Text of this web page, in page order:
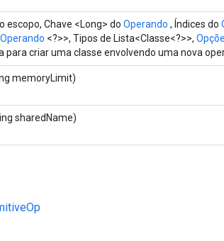
escopo, Chave <Long> do Operando , Índices do
Operando <?>>, Tipos de Lista<Classe<?>>,
para criar uma classe envolvendo uma nova
memoryLimit)
sharedName)